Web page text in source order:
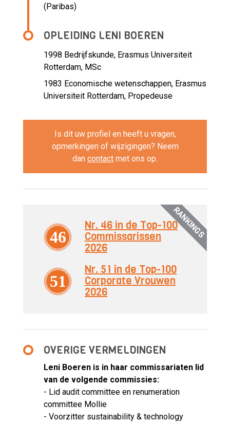
(Paribas)
OPLEIDING LENI BOEREN
1998 Bedrijfskunde, Erasmus Universiteit
Rotterdam, MSc
1983 Economische wetenschappen, Erasmus
Universiteit Rotterdam, Propedeuse
Is dit uw profiel en heeft u vragen,
opmerkingen of wijzigingen? Neem
dan contact met ons op.
RANKINGS
46
Nr. 46 in de Top-100
Commissarissen
2026
51
Nr. 51 in de Top-100
Corporate Vrouwen
2026
OVERIGE VERMELDINGEN
Leni Boeren is in haar commissariaten lid
van de volgende commissies:
- Lid audit committee en renumeration
committee Mollie
- Voorzitter sustainability & technology